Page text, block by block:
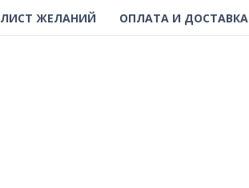
ЛИСТ ЖЕЛАНИЙ ОПЛАТА И ДОСТАВКА